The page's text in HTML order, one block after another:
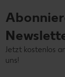
Jetzt kostenlos
uns!